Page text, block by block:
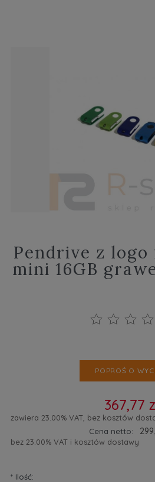
Pendrive z logo
mini 16GB
POPROŚ O
367,77
zawiera 23.00% VAT, bez kosztów
Cena netto:
bez 23.00% VAT i kosztów dostawy
* Ilość: